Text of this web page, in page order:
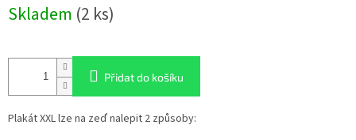
cena:
Skladem (2 ks)
Přidat do košíku
Plakát XXL lze na zeď nalepit 2 způsoby: